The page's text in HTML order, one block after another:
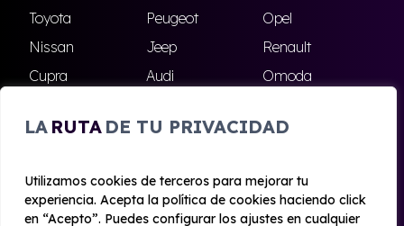
LA RUTA DE TU PRIVACIDAD
Utilizamos cookies de terceros para mejorar tu
experiencia. Acepta la política de cookies haciendo click
en “Acepto”. Puedes configurar los ajustes en cualquier
Toyota
Peugeot
Opel
Nissan
Jeep
Renault
Cupra
Audi
Omoda
Skoda
Ford Todas las marcas
© 2020 - 2026 Alhambra Renting